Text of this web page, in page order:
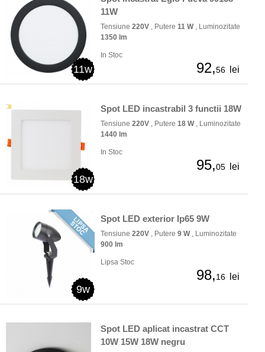
11w
11W
Tensiune 220V , Putere 11 W, Luminozitate
1350 lm
In Stoc
92,56 lei
18w
Spot LED incastrabil 3 functii 18W
Tensiune 220V , Putere 18 W, Luminozitate
1440 lm
In Stoc
95,05 lei
9w
Spot LED exterior Ip65 9W
Tensiune 220V , Putere 9 W, Luminozitate
900 lm
Lipsa Stoc
98,16 lei
Spot LED aplicat incastrat CCT
10W 15W 18W negru